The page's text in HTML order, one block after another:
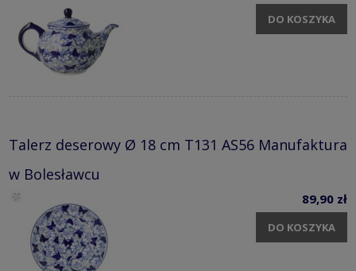
DO KOSZYKA
Talerz deserowy Ø 18 cm T131 AS56 Manufaktura
w Bolesławcu
89,90 zł
DO KOSZYKA